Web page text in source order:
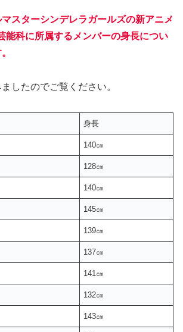
スターシンデレラガールズの新アニメ
能科に所属するメンバーの身長につい
したのでご覧ください。
身長
140㎝
128㎝
140㎝
145㎝
139㎝
137㎝
141㎝
132㎝
143㎝